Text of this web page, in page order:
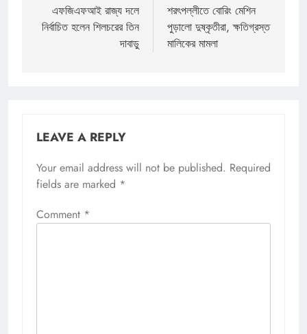
navigation
এফজিএফআই রাজ্য দলে
নির্বাচিত হলেন শিলচরের তিন
দাবাড়ু
শরৎপল্লীতে বোরিং মেশিন
পুড়ালো দুষ্কৃতীরা, ক্ষতিগ্রস্ত
মালিকের মামলা
LEAVE A REPLY
Your email address will not be published. Required
fields are marked *
Comment *